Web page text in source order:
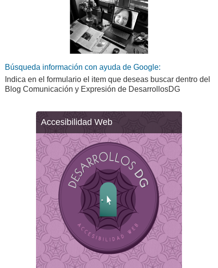
Búsqueda información con ayuda de Google:
Indica en el formulario el item que deseas buscar dentro del
Blog Comunicación y Expresión de DesarrollosDG
Accesibilidad Web